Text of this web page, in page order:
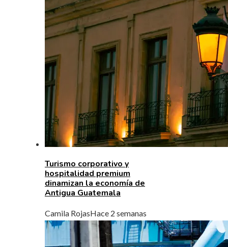
Turismo corporativo y
hospitalidad premium
dinamizan la economía de
Antigua Guatemala
Camila RojasHace 2 semanas